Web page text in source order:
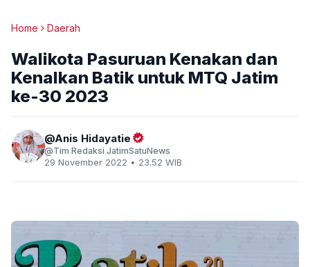
Home Daerah
Walikota Pasuruan Kenakan dan
Kenalkan Batik untuk MTQ Jatim
ke-30 2023
Anis Hidayatie
Tim Redaksi JatimSatuNews
29 November 2022 • 23.52 WIB